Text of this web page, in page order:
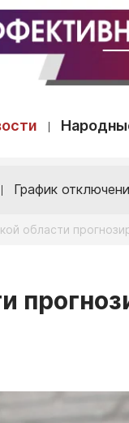
График
области